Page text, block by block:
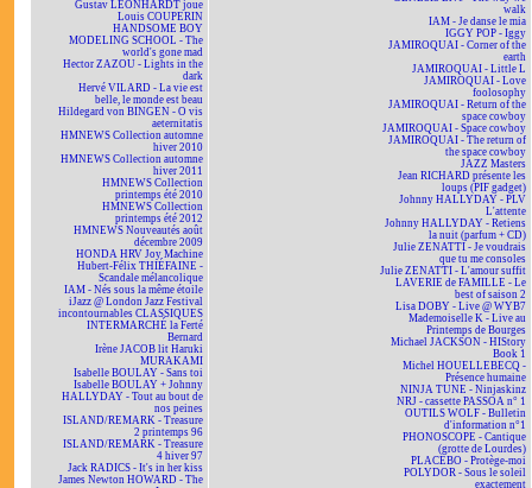
Gustav LEONHARDT joue
Louis COUPERIN
HANDSOME BOY
MODELING SCHOOL - The
world's gone mad
Hector ZAZOU - Lights in the
dark
Hervé VILARD - La vie est
belle, le monde est beau
Hildegard von BINGEN - O vis
aeternitatis
HMNEWS Collection automne
hiver 2010
HMNEWS Collection automne
hiver 2011
HMNEWS Collection
printemps été 2010
HMNEWS Collection
printemps été 2012
HMNEWS Nouveautés août
décembre 2009
HONDA HRV Joy Machine
Hubert-Félix THIÉFAINE -
Scandale mélancolique
IAM - Nés sous la même étoile
iJazz @ London Jazz Festival
incontournables CLASSIQUES
INTERMARCHÉ la Ferté
Bernard
Irène JACOB lit Haruki
MURAKAMI
Isabelle BOULAY - Sans toi
Isabelle BOULAY + Johnny
HALLYDAY - Tout au bout de
nos peines
ISLAND/REMARK - Treasure
2 printemps 96
ISLAND/REMARK - Treasure
4 hiver 97
Jack RADICS - It's in her kiss
James Newton HOWARD - The
walk
IAM - Je danse le mia
IGGY POP - Iggy
JAMIROQUAI - Corner of the
earth
JAMIROQUAI - Little L
JAMIROQUAI - Love
foolosophy
JAMIROQUAI - Return of the
space cowboy
JAMIROQUAI - Space cowboy
JAMIROQUAI - The return of
the space cowboy
JAZZ Masters
Jean RICHARD présente les
loups (PIF gadget)
Johnny HALLYDAY - PLV
L'attente
Johnny HALLYDAY - Retiens
la nuit (parfum + CD)
Julie ZENATTI - Je voudrais
que tu me consoles
Julie ZENATTI - L'amour suffit
LAVERIE de FAMILLE - Le
best of saison 2
Lisa DOBY - Live @ WYB7
Mademoiselle K - Live au
Printemps de Bourges
Michael JACKSON - HIStory
Book 1
Michel HOUELLEBECQ -
Présence humaine
NINJA TUNE - Ninjaskinz
NRJ - cassette PASSOA n° 1
OUTILS WOLF - Bulletin
d'information n°1
PHONOSCOPE - Cantique
(grotte de Lourdes)
PLACEBO - Protège-moi
POLYDOR - Sous le soleil
exactement